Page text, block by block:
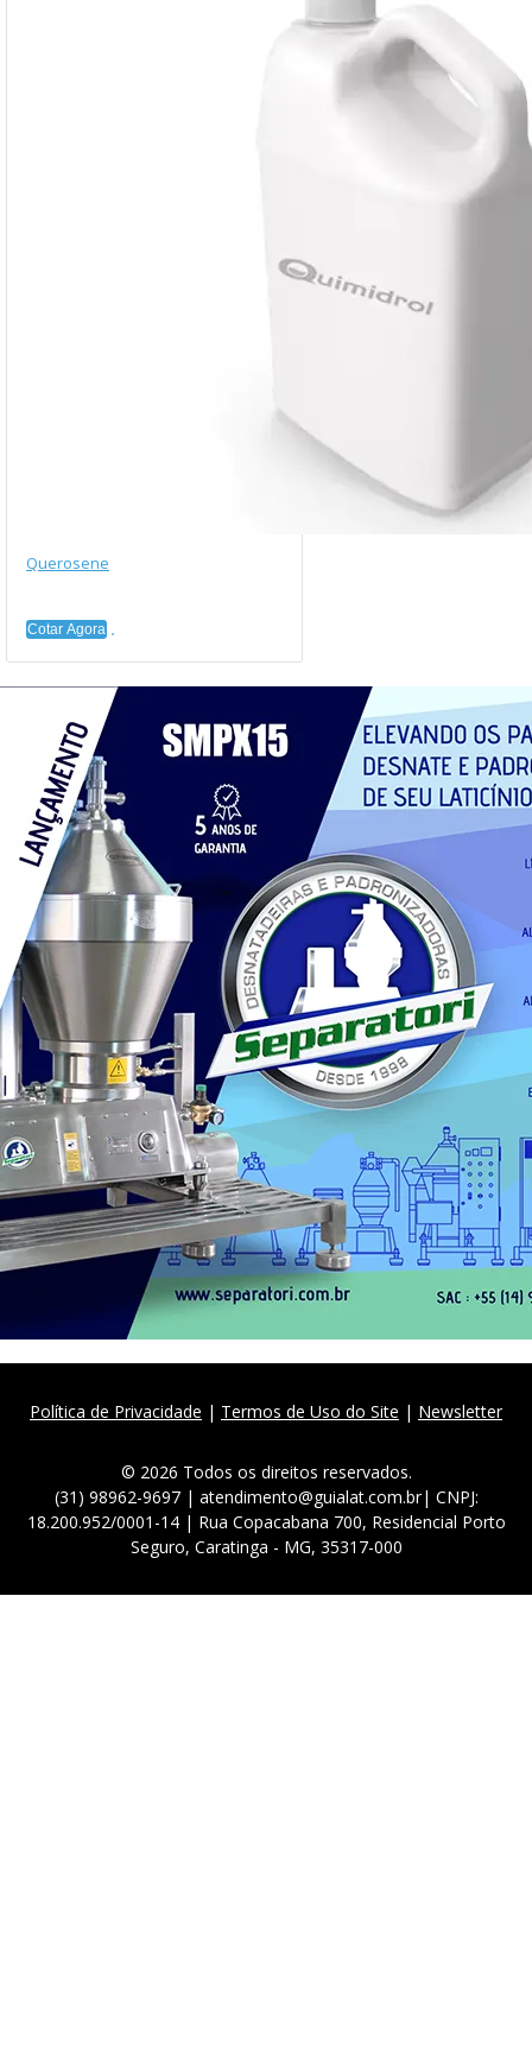
Querosene
Cotar Agora
Política de Privacidade | Termos de Uso do Site | Newsletter
© 2026 Todos os direitos reservados.
(31) 98962-9697 | atendimento@guialat.com.br| CNPJ:
18.200.952/0001-14 | Rua Copacabana 700, Residencial Porto
Seguro, Caratinga - MG, 35317-000